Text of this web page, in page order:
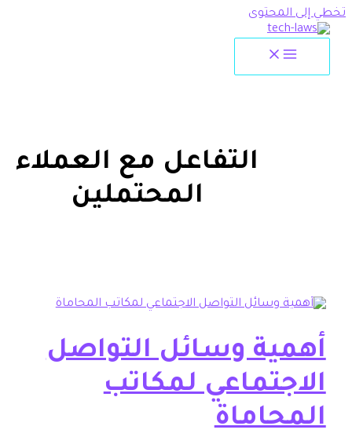
التفاعل مع العملاء
المحتملين
وسائل التواصل
لمكاتب